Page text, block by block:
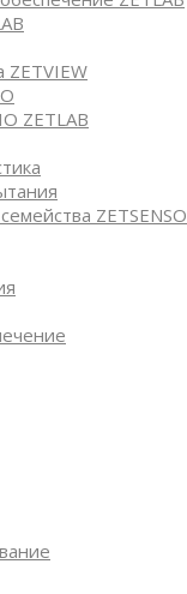
ZETVIEW
ZETLAB